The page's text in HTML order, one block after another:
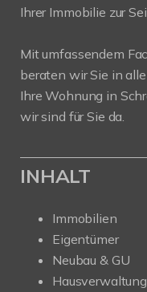
Ihrer Immobilie zur
Mit umfassendem
beraten wir Sie in
Ihre Wohnung in
wir sind für Sie da.
INHALT
Immobilien
Eigentümer
Neubau & GU
Hausverwaltung